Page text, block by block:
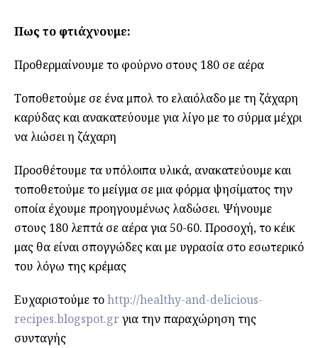
Πως το φτιάχνουμε:
Προθερμαίνουμε το φούρνο στους 180 σε αέρα
Τοποθετούμε σε ένα μπολ το ελαιόλαδο με τη ζάχαρη
καρύδας και ανακατεύουμε για λίγο με το σύρμα μέχρι
να λιώσει η ζάχαρη
Προσθέτουμε τα υπόλοιπα υλικά, ανακατεύουμε και
τοποθετούμε το μείγμα σε μια φόρμα ψησίματος την
οποία έχουμε προηγουμένως λαδώσει. Ψήνουμε
στους 180 λεπτά σε αέρα για 50-60. Προσοχή, το κέικ
μας θα είναι σπογγώδες και με υγρασία στο εσωτερικό
του λόγω της κρέμας
Ευχαριστούμε τοhttp://healthy-and-delicious-
recipes.blogspot.grγια την παραχώρηση της
συνταγής